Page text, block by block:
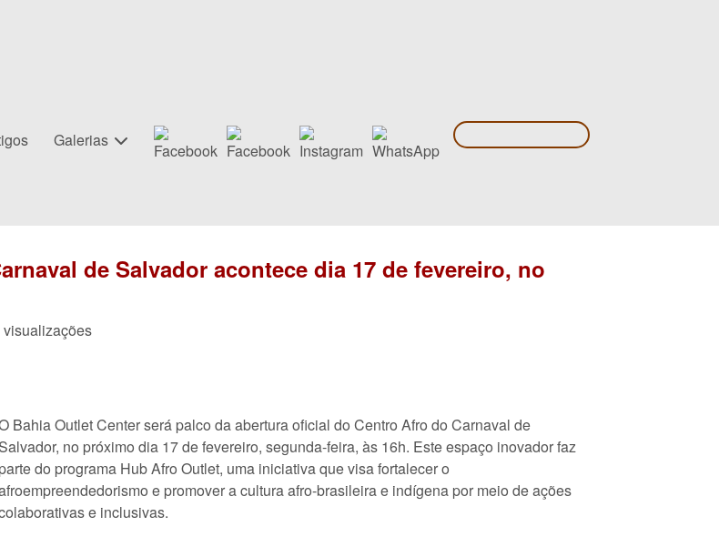
Galerias
de Salvador acontece dia 17 de fevereiro, no
Bahia Outlet Center será palco da abertura oficial do Centro Afro do Carnaval de
Salvador, no próximo dia 17 de fevereiro, segunda-feira, às 16h. Este espaço inovador faz
parte do programa Hub Afro Outlet, uma iniciativa que visa fortalecer o
e promover a cultura afro-brasileira e indígena por meio de ações
e inclusivas.